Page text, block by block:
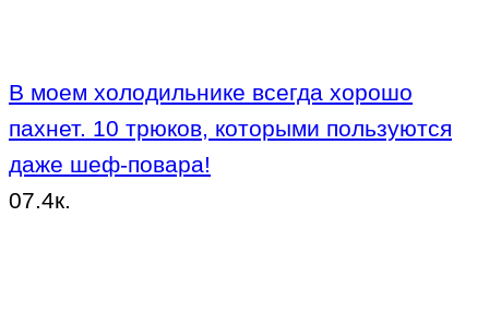
В моем холодильнике всегда хорошо
пахнет. 10 трюков, которыми пользуются
даже шеф-повара!
07.4к.